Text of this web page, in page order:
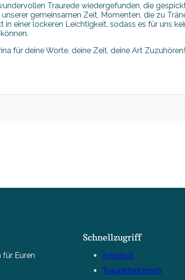
Traurede wiedergefunden, die
gemeinsamen Zeit, Momenten, die zu
in einer lockeren Leichtigkeit, sodass es für uns
für deine Worte, deine Zeit, deine Art Zuzuhören!
für Euren
Schnellzugriff
Angebot
Trauredner:innen